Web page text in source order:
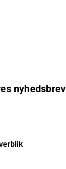
nyhedsbrev